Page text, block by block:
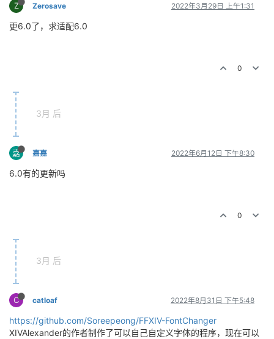
Z Zerosave 2022年3月29日 上午1:31
更6.0了，求适配6.0
0
3月 后
嘉 嘉嘉 2022年6月12日 下午8:30
6.0有的更新吗
0
3月 后
C catloaf 2022年8月31日 下午5:48
https://github.com/Soreepeong/FFXIV-FontChanger
XIVAlexander的作者制作了可以自己自定义字体的程序，现在可以